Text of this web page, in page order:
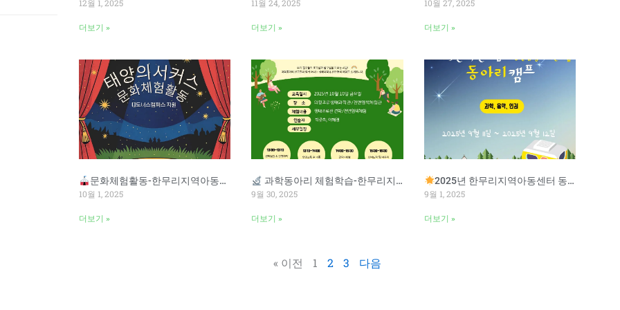
12월 1, 2025
더보기 »
11월 24, 2025
더보기 »
10월 27, 2025
더보기 »
문화체험활동-한무리지역아동센터
10월 1, 2025
더보기 »
과학동아리 체험학습-한무리지역아동센터
9월 30, 2025
더보기 »
2025년 한무리지역아동센터 동아리 캠프
9월 1, 2025
더보기 »
« 이전 1 2 3 다음